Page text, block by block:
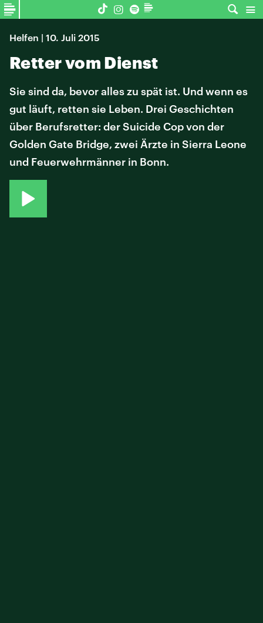
Helfen | 10. Juli 2015
Retter vom Dienst
Sie sind da, bevor alles zu spät ist. Und wenn es
gut läuft, retten sie Leben. Drei Geschichten
über Berufsretter: der Suicide Cop von der
Golden Gate Bridge, zwei Ärzte in Sierra Leone
und Feuerwehrmänner in Bonn.